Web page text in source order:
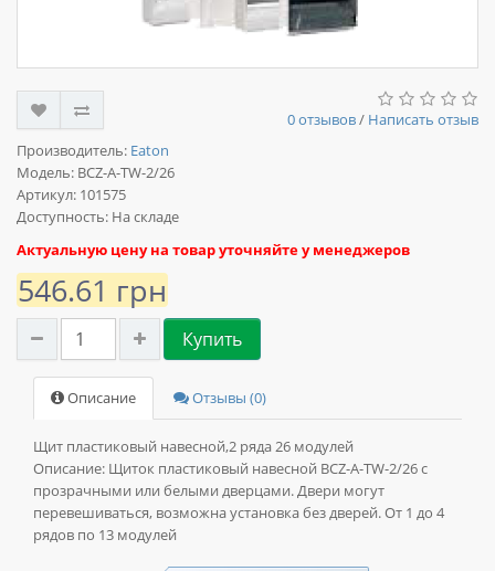
0 отзывов/ Написать отзыв
Производитель: Eaton
Модель: BCZ-A-TW-2/26
Артикул: 101575
Доступность: На складе
Актуальную цену на товар уточняйте у менеджеров
546.61 грн
Купить
Описание Отзывы (0)
Щит пластиковый навесной,2 ряда 26 модулей
Описание: Щиток пластиковый навесной BCZ-A-TW-2/26 с
прозрачными или белыми дверцами. Двери могут
перевешиваться, возможна установка без дверей. От 1 до 4
рядов по 13 модулей